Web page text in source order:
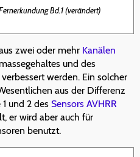
Bd.1 (verändert)
zwei oder mehr Kanälen
und des
werden. Ein solcher
aus der Differenz
und 2 des Sensors AVHRR
er wird aber auch für
benutzt.